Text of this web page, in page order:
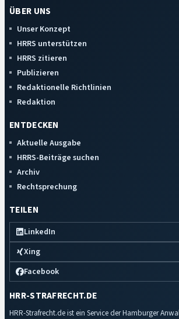
ÜBER UNS
Unser Konzept
HRRS unterstützen
HRRS zitieren
Publizieren
Redaktionelle Richtlinien
Redaktion
ENTDECKEN
Aktuelle Ausgabe
HRRS-Beiträge suchen
Archiv
Rechtsprechung
TEILEN
LinkedIn
Xing
Facebook
HRR-STRAFRECHT.DE
HRR-Strafrecht.de ist ein Service der Hamburger